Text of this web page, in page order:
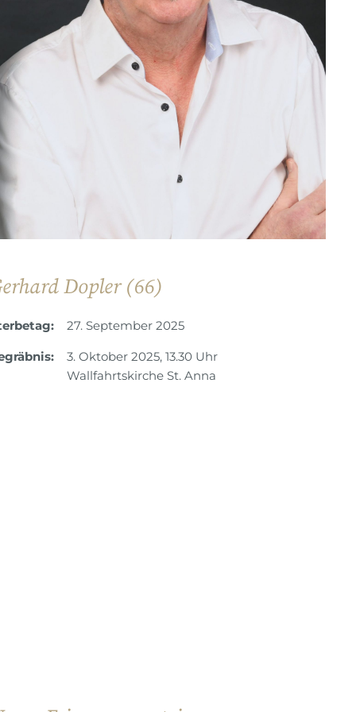
Dopler (66)
27. September 2025
3. Oktober 2025, 13.30 Uhr
Wallfahrtskirche St. Anna